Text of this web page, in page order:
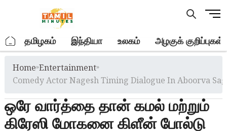
M
u
t
o
n
. தமிழகம் இந்தியா உலகம் அழகுக் குறிப்புகள்
Home»Entertainment»
Comedy Actor Nagesh Timing Dialogue In Aboorva
ஒரே வார்த்தை தான் கமல் மற்றும்
கிரேஸி மோகனை கிளீன் போல்டு